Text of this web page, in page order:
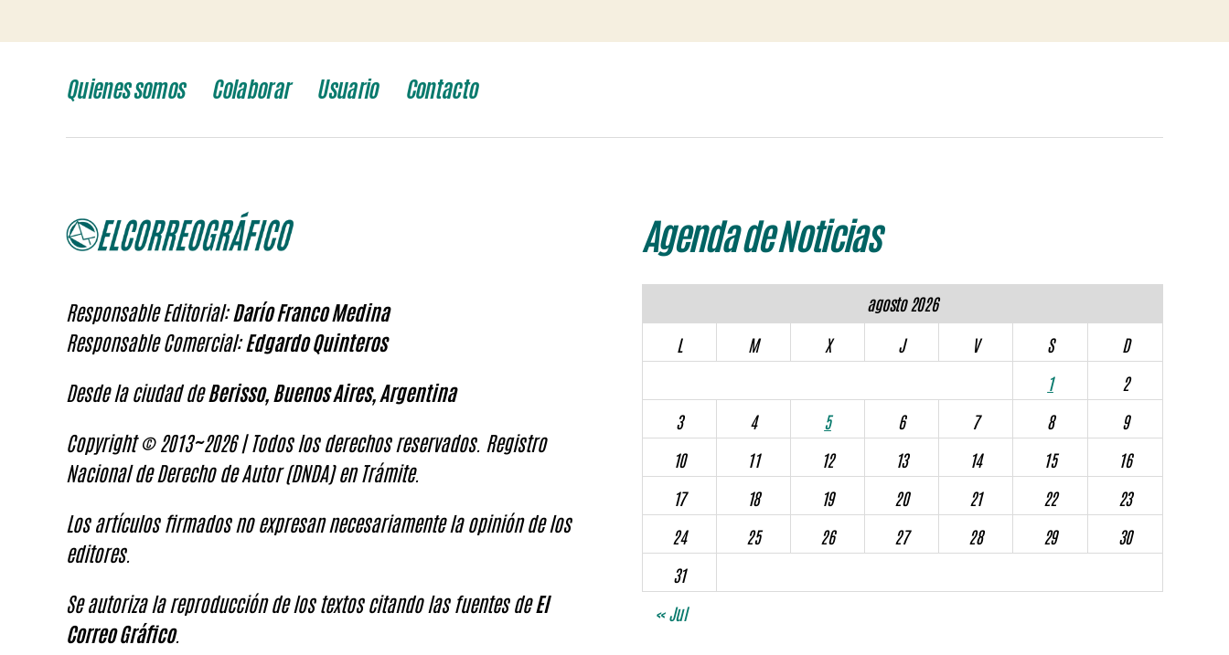
Quienes somos Colaborar Usuario Contacto
Responsable Editorial:Darío Franco Medina
Responsable Comercial:Edgardo Quinteros
Desde la ciudad deBerisso, Buenos Aires, Argentina
Copyright © 2013~2026 | Todos los derechos reservados. Registro
Nacional de Derecho de Autor (DNDA) en Trámite.
Los artículos firmados no expresan necesariamente la opinión de los
editores.
Se autoriza la reproducción de los textos citando las fuentes deEl
Correo Gráfico.
Agenda de Noticias
agosto 2026
L
M X J V S
D
1
2
3
4 5 6 7 8
9
10
11 12 13 14 15
16
17
18 19 20 21 22
23
24
25 26 27 28 29
30
31
« Jul